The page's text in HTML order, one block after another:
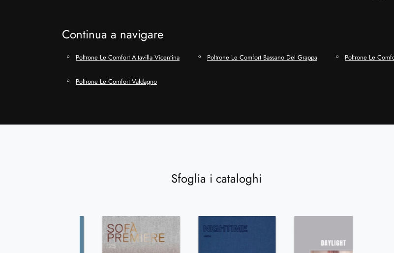
Continua a navigare
Poltrone Le Comfort Altavilla Vicentina Poltrone Le Comfort Bassano Del Grappa Poltrone Le
Poltrone Le Comfort Valdagno
Sfoglia i cataloghi